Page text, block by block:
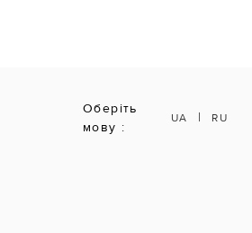
Оберіть
мову :
UA | RU